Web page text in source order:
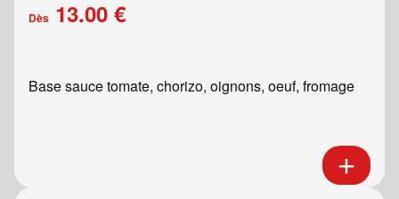
Dès 13.00 €
Base sauce tomate, chorizo, oignons, oeuf, fromage